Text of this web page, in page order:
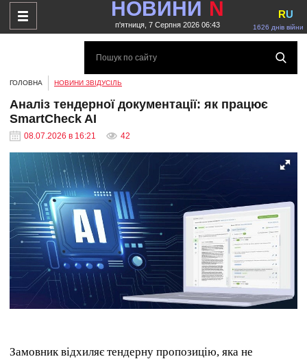
НОВИНИ N
п'ятниця, 7 Серпня 2026 06:43 1626 днів війни
RU
ГОЛОВНА НОВИНИ ЗВІДУСІЛЬ
Аналіз тендерної документації: як працює
SmartCheck AI
08.07.2026 в 16:21 42
Замовник відхиляє тендерну пропозицію, яка не